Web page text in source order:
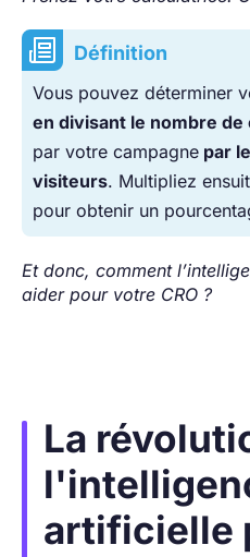
Définition
Vous pouvez déterminer
en divisant le nombre
par votre campagne par
visiteurs. Multipliez
pour obtenir un
Et donc, comment
aider pour votre CRO ?
La
artificielle